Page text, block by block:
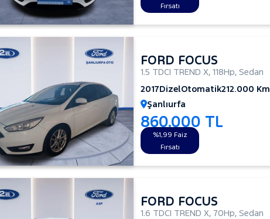
Fırsatı
FORD FOCUS
1.5 TDCI TREND X, 118Hp, Sedan
2017DizelOtomatik212.000 Km
Şanlıurfa
860.000 TL
%1,99 Faiz
Fırsatı
FORD FOCUS
1.6 TDCI TREND X, 70Hp, Sedan